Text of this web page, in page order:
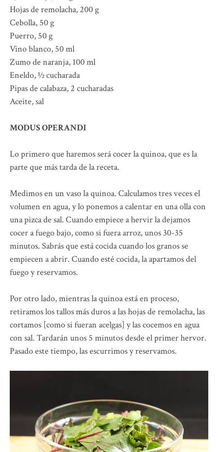
Hojas de remolacha, 200 g
Cebolla, 50 g
Puerro, 50 g
Vino blanco, 50 ml
Zumo de naranja, 100 ml
Eneldo, ½ cucharada
Pipas de calabaza, 2 cucharadas
Aceite, sal
MODUS OPERANDI
Lo primero que haremos será cocer la quinoa, que es la
parte que más tarda de la receta.
Medimos en un vaso la quinoa. Calculamos tres veces el
volumen en agua, y lo ponemos a calentar en una olla con
una pizca de sal. Cuando empiece a hervir la dejamos
cocer a fuego bajo, como si fuera arroz, unos 30-35
minutos. Sabrás que está cocida cuando los granos se
empiecen a abrir. Cuando esté cocida, la apartamos del
fuego y reservamos.
Por otro lado, mientras la quinoa está en proceso,
retiramos los tallos más duros a las hojas de remolacha, las
cortamos [como si fueran acelgas] y las cocemos en agua
con sal. Tardarán unos 5 minutos desde el primer hervor.
Pasado este tiempo, las escurrimos y reservamos.